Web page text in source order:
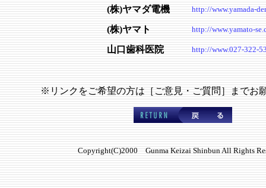
(株)ヤマダ電機 http://www.yamada-
(株)ヤマト http://www.yamato-
山口歯科医院 http://www.027-322-
※リンクをご希望の方は［ご意見・ご質問］までお
Copyright(C)2000 Gunma Keizai Shinbun All Rights